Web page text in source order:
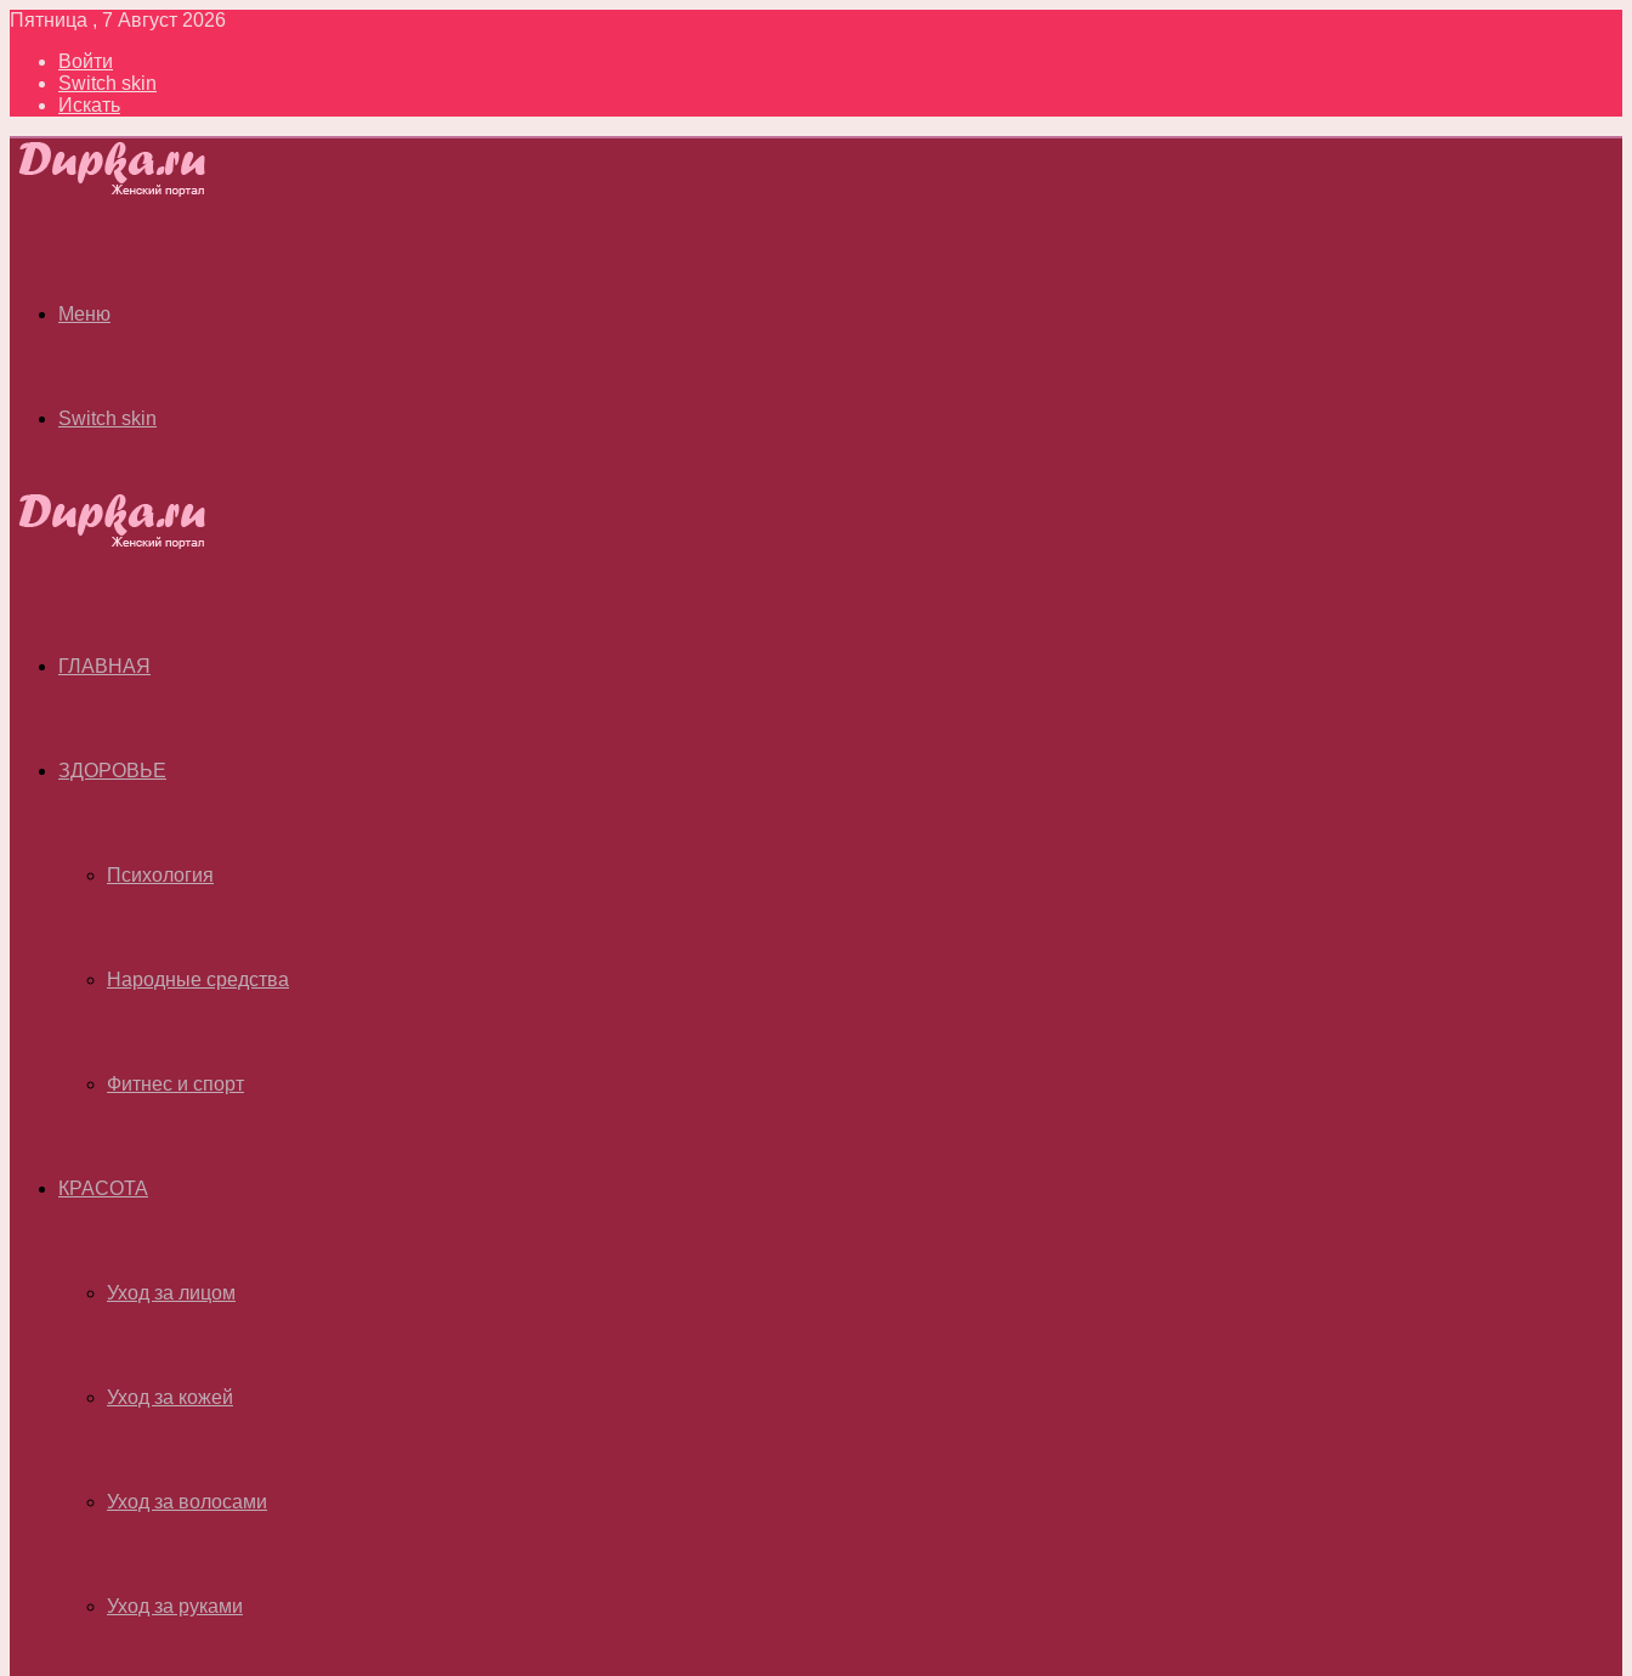
Пятница , 7 Август 2026
Войти
Switch skin
Искать
Меню
Switch skin
ГЛАВНАЯ
ЗДОРОВЬЕ
Психология
Народные средства
Фитнес и спорт
КРАСОТА
Уход за лицом
Уход за кожей
Уход за волосами
Уход за руками